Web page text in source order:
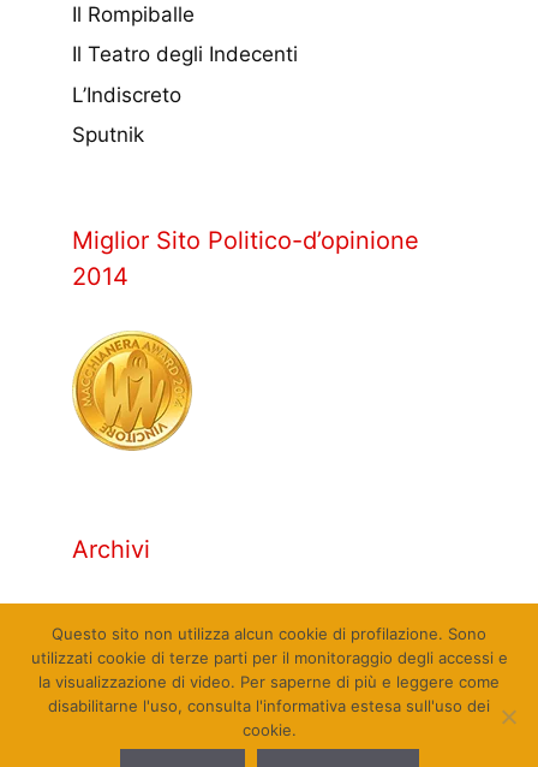
Il Rompiballe
Il Teatro degli Indecenti
L’Indiscreto
Sputnik
Miglior Sito Politico-d’opinione
2014
Archivi
Questo sito non utilizza alcun cookie di profilazione. Sono
utilizzati cookie di terze parti per il monitoraggio degli accessi e
la visualizzazione di video. Per saperne di più e leggere come
disabilitarne l'uso, consulta l'informativa estesa sull'uso dei
cookie.